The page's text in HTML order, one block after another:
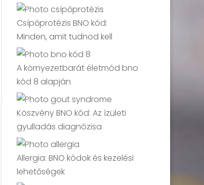
Csípőprotézis BNO kód:
Minden, amit tudnod kell
A környezetbarát életmód bno
kód 8 alapján
Köszvény BNO kód: Az ízületi
gyulladás diagnózisa
Allergia: BNO kódok és kezelési
lehetőségek